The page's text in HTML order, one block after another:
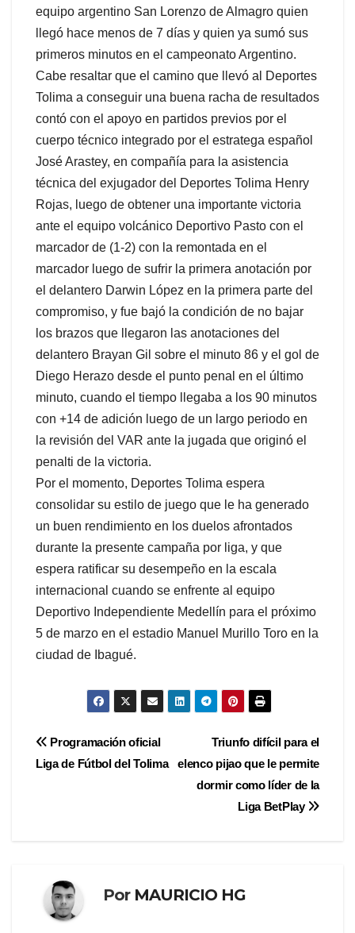
equipo argentino San Lorenzo de Almagro quien
llegó hace menos de 7 días y quien ya sumó sus
primeros minutos en el campeonato Argentino.
Cabe resaltar que el camino que llevó al Deportes
Tolima a conseguir una buena racha de resultados
contó con el apoyo en partidos previos por el
cuerpo técnico integrado por el estratega español
José Arastey, en compañía para la asistencia
técnica del exjugador del Deportes Tolima Henry
Rojas, luego de obtener una importante victoria
ante el equipo volcánico Deportivo Pasto con el
marcador de (1-2) con la remontada en el
marcador luego de sufrir la primera anotación por
el delantero Darwin López en la primera parte del
compromiso, y fue bajó la condición de no bajar
los brazos que llegaron las anotaciones del
delantero Brayan Gil sobre el minuto 86 y el gol de
Diego Herazo desde el punto penal en el último
minuto, cuando el tiempo llegaba a los 90 minutos
con +14 de adición luego de un largo periodo en
la revisión del VAR ante la jugada que originó el
penalti de la victoria.
Por el momento, Deportes Tolima espera
consolidar su estilo de juego que le ha generado
un buen rendimiento en los duelos afrontados
durante la presente campaña por liga, y que
espera ratificar su desempeño en la escala
internacional cuando se enfrente al equipo
Deportivo Independiente Medellín para el próximo
5 de marzo en el estadio Manuel Murillo Toro en la
ciudad de Ibagué.
Navegación
de
Triunfo difícil para el
elenco pijao que le permite
dormir como líder de la
Liga BetPlay
Programación oficial
Liga de Fútbol del Tolima
Por MAURICIO HG